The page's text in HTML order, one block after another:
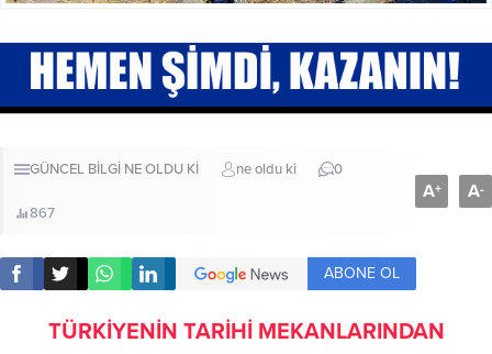
GÜNCEL BİLGİ NE OLDU Kİ ne oldu ki 0
867
A+ A-
ABONE OL
TÜRKİYENİN TARİHİ MEKANLARINDAN